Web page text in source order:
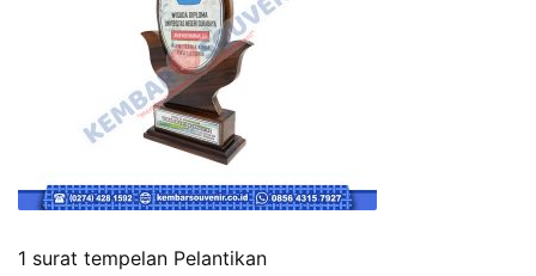
1 surat tempelan Pelantikan